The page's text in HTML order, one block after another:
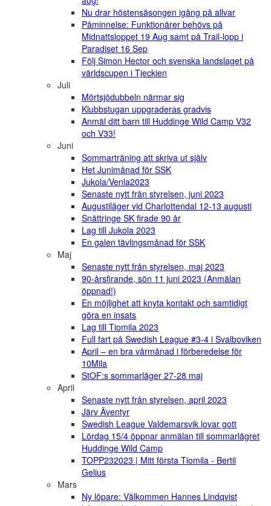
Nu drar höstensäsongen igång på allvar
Påminnelse: Funktionärer behövs på
Midnattsloppet 19 Aug samt på Trail-lopp i
Paradiset 16 Sep
Följ Simon Hector och svenska landslaget på
världscupen i Tjeckien
Juli
Mörtsjödubbeln närmar sig
Klubbstugan uppgraderas gradvis
Anmäl ditt barn till Huddinge Wild Camp V32
och V33!
Juni
Sommarträning att skriva ut själv
Het Junimånad för SSK
Jukola/Venla2023
Senaste nytt från styrelsen, juni 2023
Augustiläger vid Charlottendal 12-13 augusti
Snättringe SK firade 90 år
Lag till Jukola 2023
En galen tävlingsmånad för SSK
Maj
Senaste nytt från styrelsen, maj 2023
90-årsfirande, sön 11 juni 2023 (Anmälan
öppnad!)
En möjlighet att knyta kontakt och samtidigt
göra en insats
Lag till Tiomila 2023
Full fart på Swedish League #3-4 i Svalboviken
April – en bra vårmånad i förberedelse för
10Mila
StOF:s sommarläger 27-28 maj
April
Senaste nytt från styrelsen, april 2023
Järv Äventyr
Swedish League Valdemarsvik lovar gott
Lördag 15/4 öppnar anmälan till sommarlägret
Huddinge Wild Camp
TOPP232023 | Mitt första Tiomila - Bertil
Gelius
Mars
Ny löpare: Välkommen Hannes Lindqvist